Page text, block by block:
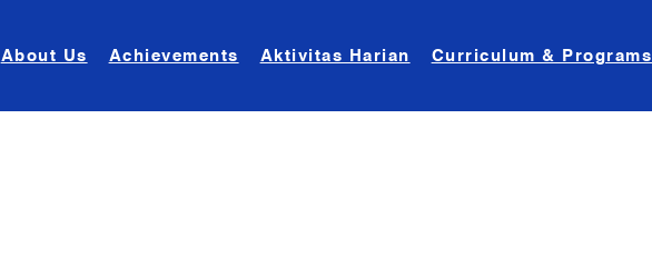
About Us Achievements Aktivitas Harian Curriculum & Programs